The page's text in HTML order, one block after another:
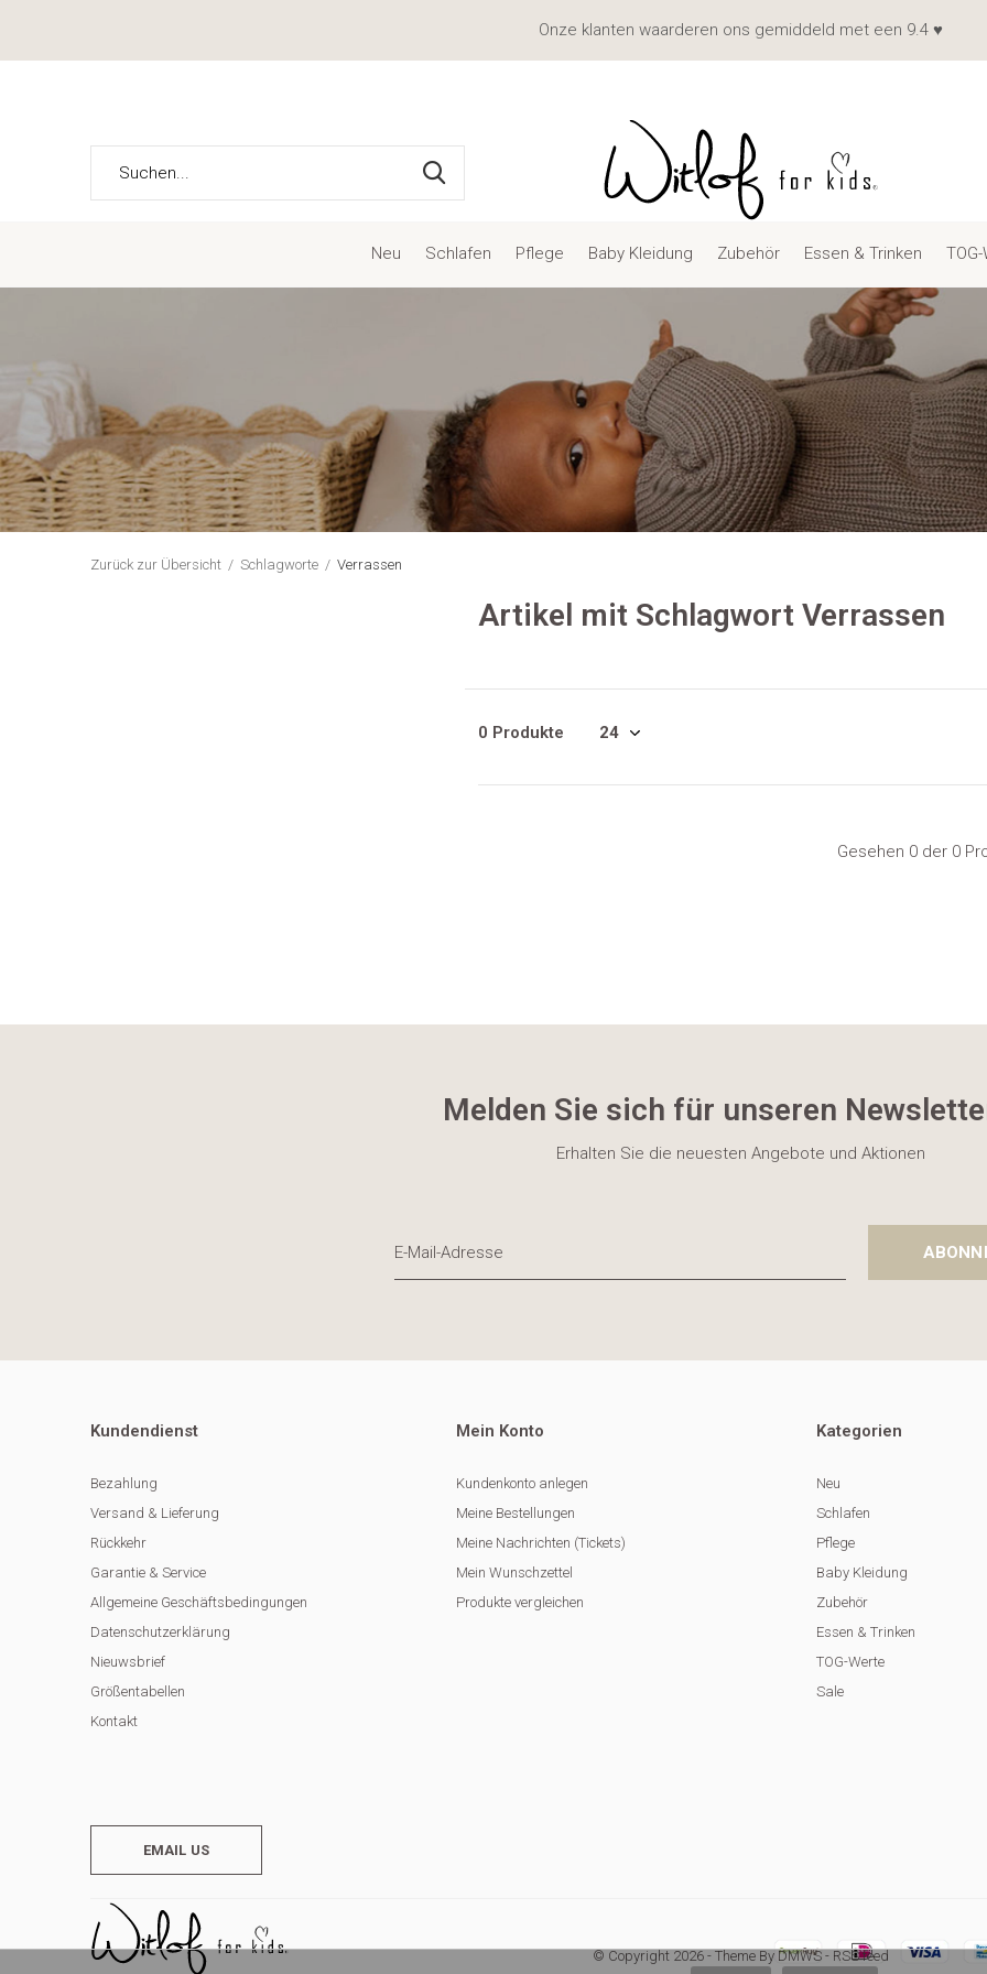
Neu Schlafen Pflege Baby Kleidung Zubehör Essen & Trinken
Onze klanten waarderen ons gemiddeld met een 9.4 ♥
Zurück zur Übersicht Schlagworte Verrassen
Artikel mit Schlagwort Verrassen
0 Produkte
Gesehen 0 der 0
Melden Sie sich für unseren
Erhalten Sie die neuesten Angebote und Aktionen
Kundendienst
Bezahlung
Versand & Lieferung
Rückkehr
Garantie & Service
Allgemeine Geschäftsbedingungen
Datenschutzerklärung
Nieuwsbrief
Größentabellen
Kontakt
Mein Konto
Kundenkonto anlegen
Meine Bestellungen
Meine Nachrichten (Tickets)
Mein Wunschzettel
Produkte vergleichen
Kategorien
Neu
Schlafen
Pflege
Baby Kleidung
Zubehör
Essen & Trinken
TOG-Werte
Sale
EMAIL US
© Copyright 2026- Theme By DMWS- RSS feed